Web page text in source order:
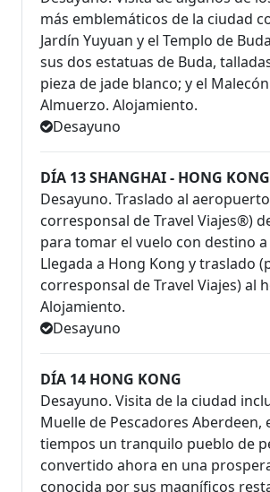
más emblemáticos de la ciudad
Jardín Yuyuan y el Templo de
sus dos estatuas de Buda,
pieza de jade blanco; y el
Almuerzo. Alojamiento.
Desayuno
DÍA 13 SHANGHAI - HONG KONG
Desayuno. Traslado al
corresponsal de Travel Viajes®)
para tomar el vuelo con destino
Llegada a Hong Kong y traslado
corresponsal de Travel Viajes) al
Alojamiento.
Desayuno
DÍA 14 HONG KONG
Desayuno. Visita de la ciudad
Muelle de Pescadores Aberdeen,
tiempos un tranquilo pueblo de
convertido ahora en una
conocida por sus magníficos